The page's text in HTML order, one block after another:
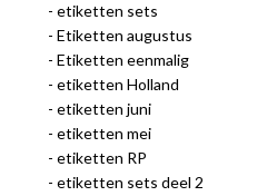
etiketten sets
Etiketten augustus
Etiketten eenmalig
etiketten Holland
etiketten juni
etiketten mei
etiketten RP
etiketten sets deel 2